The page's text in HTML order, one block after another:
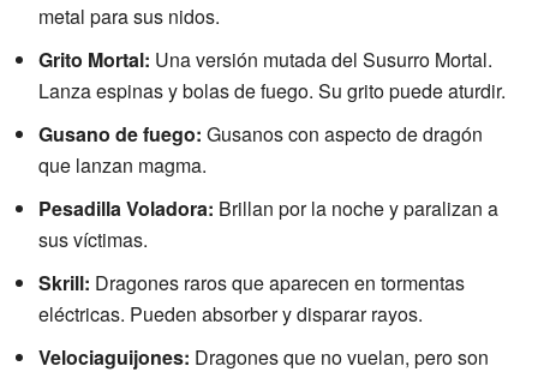
metal para sus nidos.
Grito Mortal: Una versión mutada del Susurro Mortal.
Lanza espinas y bolas de fuego. Su grito puede aturdir.
Gusano de fuego: Gusanos con aspecto de dragón
que lanzan magma.
Pesadilla Voladora: Brillan por la noche y paralizan a
sus víctimas.
Skrill: Dragones raros que aparecen en tormentas
eléctricas. Pueden absorber y disparar rayos.
Velociaguijones: Dragones que no vuelan, pero son